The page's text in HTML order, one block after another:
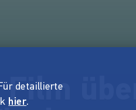
Film
detaillierte
hier.